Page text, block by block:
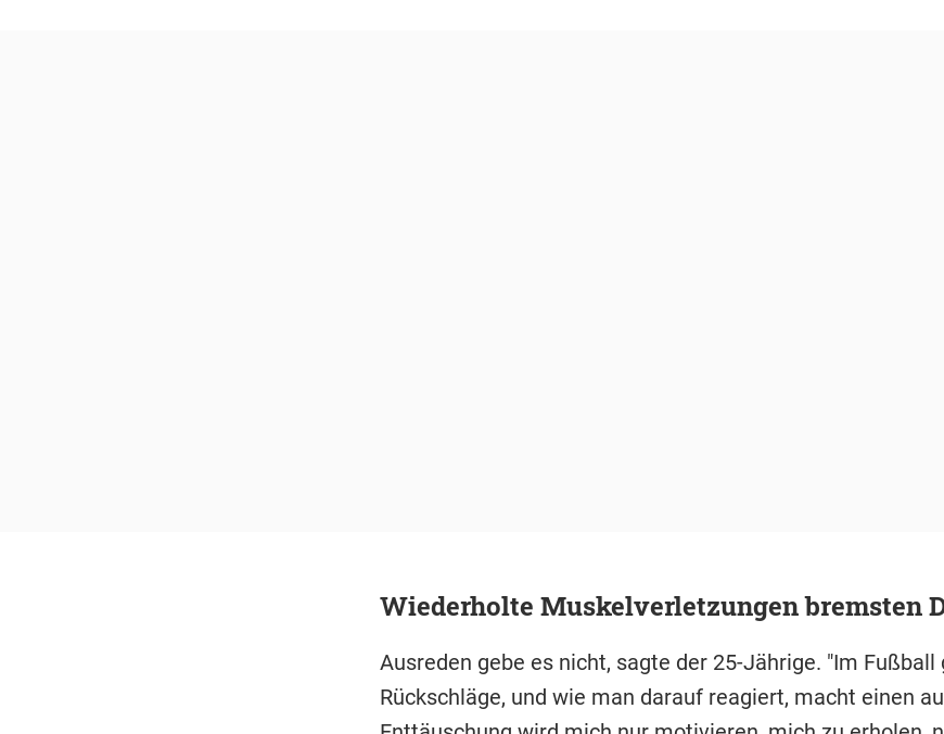
Wiederholte Muskelverletzungen bremsten
Ausreden gebe es nicht, sagte der 25-Jährige. "Im Fußball
Rückschläge, und wie man darauf reagiert, macht einen